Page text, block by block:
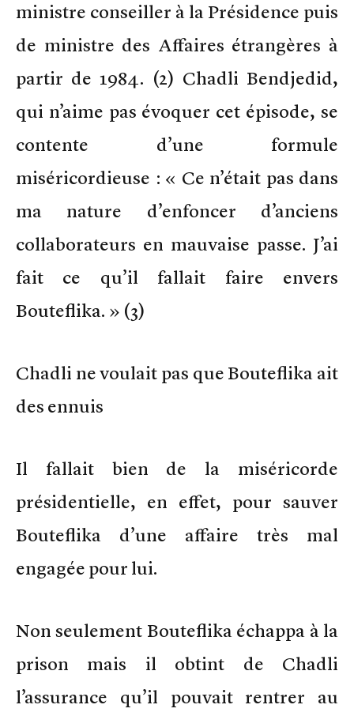
ministre conseiller à la Présidence puis
de ministre des Affaires étrangères à
partir de 1984. (2) Chadli Bendjedid,
qui n’aime pas évoquer cet épisode, se
contente d’une formule
miséricordieuse : « Ce n’était pas dans
ma nature d’enfoncer d’anciens
collaborateurs en mauvaise passe. J’ai
fait ce qu’il fallait faire envers
Bouteflika. » (3)
Chadli ne voulait pas que Bouteflika ait
des ennuis
Il fallait bien de la miséricorde
présidentielle, en effet, pour sauver
Bouteflika d’une affaire très mal
engagée pour lui.
Non seulement Bouteflika échappa à la
prison mais il obtint de Chadli
l’assurance qu’il pouvait rentrer au